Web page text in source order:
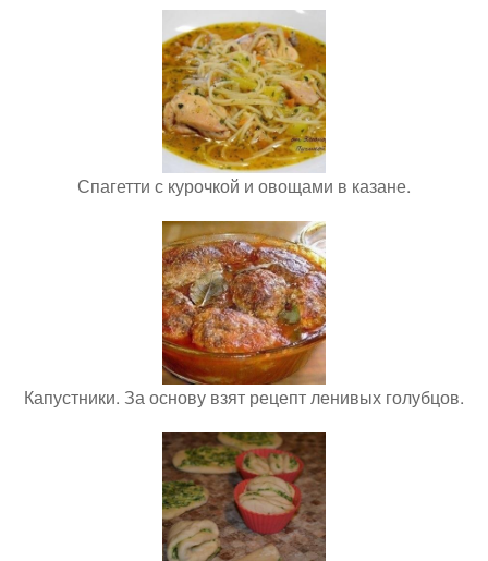
Спагетти с курочкой и овощами в казане.
Капустники. За основу взят рецепт ленивых голубцов.